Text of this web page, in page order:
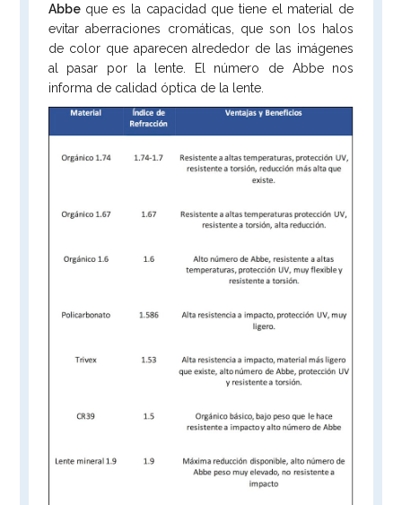
Abbe que es la capacidad que tiene el material de
evitar aberraciones cromáticas, que son los halos
de color que aparecen alrededor de las imágenes
al pasar por la lente. El número de Abbe nos
informa de calidad óptica de la lente.